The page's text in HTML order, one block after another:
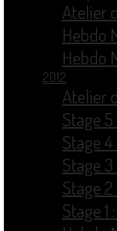
Atelier
Hebdo
Hebdo
2012
Atelier
Stage
Stage
Stage
Stage
Stage